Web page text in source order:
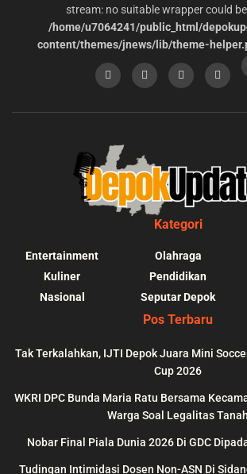
stream: no suitable wrapper could
/home/u7064241/public_html/
content/themes/jnews/lib/theme-
Kategori
Entertainment
Kuliner
Nasional
Olahraga
Pendidikan
Seputar Depok
Pos Terbaru
Tak Terkalahkan, IJTI Depok Juara Mini
Cup 2026
WKRI DPC Bunda Maria Ratu Bersama
Warga Soal Legalitas Tanah
Nobar Final Piala Dunia 2026 Di GDC
Tudingan Intimidasi Dosen Non-ASN Di
depokupdate.co/wp-
line
: